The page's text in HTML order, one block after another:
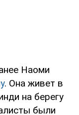
Наоми
. Она живет в
на берегу
были